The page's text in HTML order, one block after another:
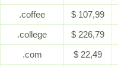
.coffee $ 107,99
.college
$ 226,79
.com
$ 22,49